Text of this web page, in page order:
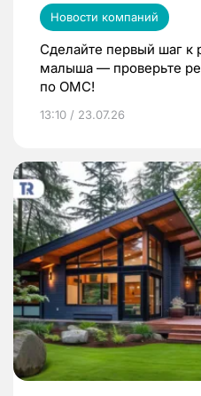
Новости компаний
Сделайте первый шаг
малыша — проверьте
по ОМС!
13:10 / 23.07.26